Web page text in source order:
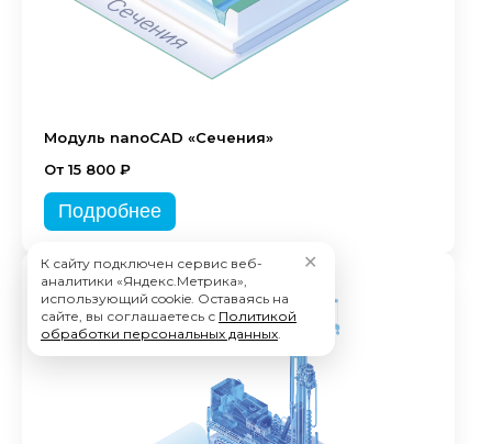
Модуль nanoCAD «Сечения»
От 15 800 ₽
Подробнее
К сайту подключен сервис веб-
аналитики «Яндекс.Метрика»,
использующий cookie. Оставаясь на
сайте, вы соглашаетесь с Политикой
обработки персональных данных.
✕